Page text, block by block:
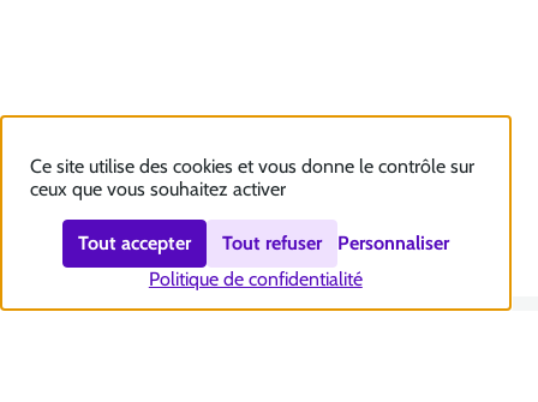
Ce site utilise des cookies et vous donne le contrôle sur
ceux que vous souhaitez activer
Tout accepter Tout refuser
Personnaliser
Politique de confidentialité